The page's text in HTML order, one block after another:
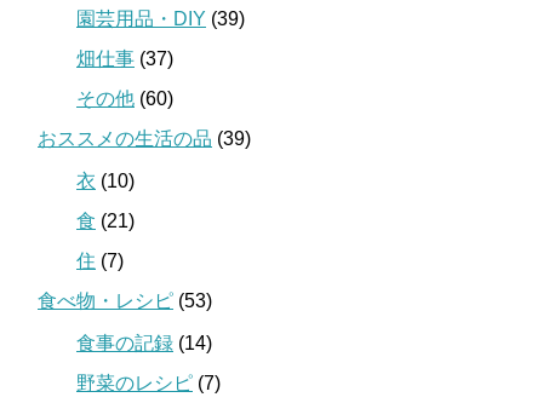
園芸用品・DIY (39)
畑仕事 (37)
その他 (60)
おススメの生活の品 (39)
衣 (10)
食 (21)
住 (7)
食べ物・レシピ (53)
食事の記録 (14)
野菜のレシピ (7)